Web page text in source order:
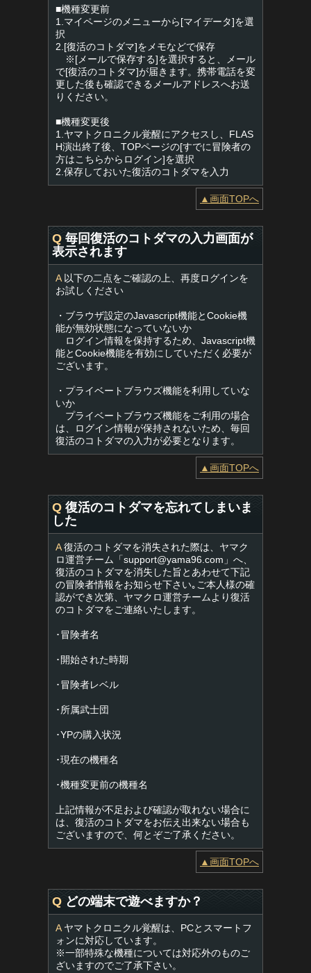
■機種変更前
1.マイページのメニューから[マイデータ]を選
択
2.[復活のコトダマ]をメモなどで保存
※[メールで保存する]を選択すると、メール
で[復活のコトダマ]が届きます。携帯電話を変
更した後も確認できるメールアドレスへお送
りください。
■機種変更後
1.ヤマトクロニクル覚醒にアクセスし、FLAS
H演出終了後、TOPページの[すでに冒険者の
方はこちらからログイン]を選択
2.保存しておいた復活のコトダマを入力
▲画面TOPへ
Q 毎回復活のコトダマの入力画面が
表示されます
A以下の二点をご確認の上、再度ログインを
お試しください
・ブラウザ設定のJavascript機能とCookie機
能が無効状態になっていないか
ログイン情報を保持するため、Javascript機
能とCookie機能を有効にしていただく必要が
ございます。
・プライベートブラウズ機能を利用していな
いか
プライベートブラウズ機能をご利用の場合
は、ログイン情報が保持されないため、毎回
復活のコトダマの入力が必要となります。
▲画面TOPへ
Q 復活のコトダマを忘れてしまいま
した
A復活のコトダマを消失された際は、ヤマク
ロ運営チーム「support@yama96.com 」へ、
復活のコトダマを消失した旨とあわせて下記
の冒険者情報をお知らせ下さい｡ご本人様の確
認ができ次第、ヤマクロ運営チームより復活
のコトダマをご連絡いたします。
･冒険者名
･開始された時期
･冒険者レベル
･所属武士団
･YPの購入状況
･現在の機種名
･機種変更前の機種名
上記情報が不足および確認が取れない場合に
は、復活のコトダマをお伝え出来ない場合も
ございますので、何とぞご了承ください。
▲画面TOPへ
Q どの端末で遊べますか？
Aヤマトクロニクル覚醒は、PCとスマートフ
ォンに対応しています。
※一部特殊な機種については対応外のものご
ざいますのでご了承下さい。